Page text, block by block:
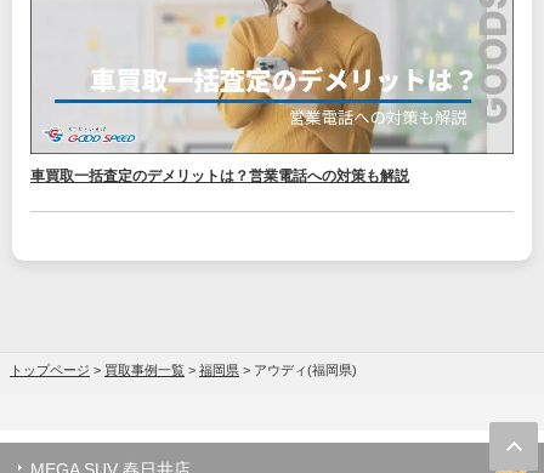
車買取一括査定のデメリットは？営業電話への対策も解説
トップページ > 買取事例一覧 > 福岡県 > アウディ(福岡県)
MEGA SUV 春日井店